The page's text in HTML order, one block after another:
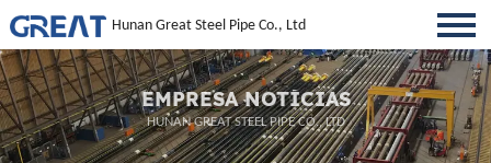
Hunan Great Steel Pipe Co., Ltd
EMPRESA NOTÍCIAS
HUNAN GREAT STEEL PIPE CO., LTD